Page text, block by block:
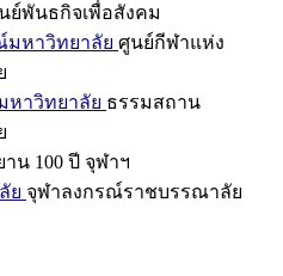
ย์พันธกิจเพื่อสังคม
มหาวิทยาลัย ศูนย์กีฬาแห่ง
หาวิทยาลัย ธรรมสถาน
าน 100 ปี จุฬาฯ
ย จุฬาลงกรณ์ราชบรรณาลัย